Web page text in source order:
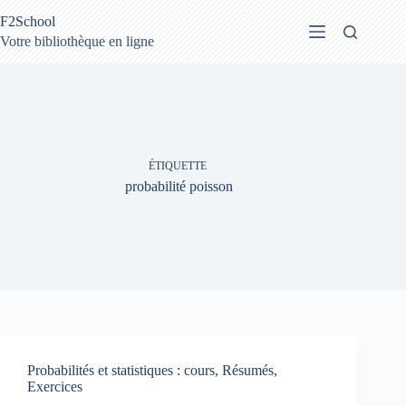
au
contenu
F2School
Votre bibliothèque en ligne
ÉTIQUETTE
probabilité poisson
Probabilités et statistiques : cours, Résumés,
Exercices